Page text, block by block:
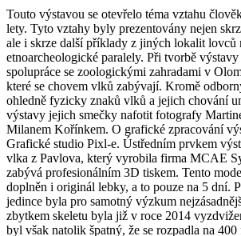
Touto výstavou se otevřelo téma vztahu
lety. Tyto vztahy byly prezentovány nejen
ale i skrze další příklady z jiných lokalit lovců
etnoarcheologické paralely. Při tvorbě výstavy
spolupráce se zoologickými zahradami v
které se chovem vlků zabývají. Kromě
ohledně fyzicky znaků vlků a jejich chování
výstavy jejich smečky nafotit fotografy
Milanem Kořínkem. O grafické zpracování
Grafické studio Pixl-e. Ústředním prvkem
vlka z Pavlova, který vyrobila firma MCAE
zabývá profesionálním 3D tiskem. Tento
doplněn i originál lebky, a to pouze na 5 dní.
jedince byla pro samotný výzkum
zbytkem skeletu byla již v roce 2014
byl však natolik špatný, že se rozpadla na